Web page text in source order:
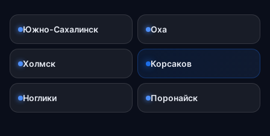
Южно-Сахалинск Оха
Холмск Корсаков
Ноглики Поронайск